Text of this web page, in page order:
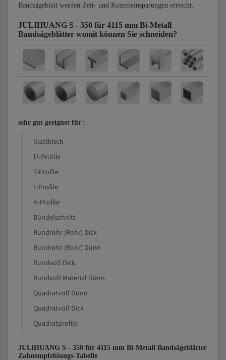
Bandsägeblatt werden Zeit- und Kosteneinsparungen erreicht.
JULIHUANG S - 350 für 4115 mm Bi-Metall
Bandsägeblätter womit können Sie schneiden?
sehr gut geeignet für :
Stahlblech
U-Profile
T-Profile
L-Profile
H-Profile
Bündelschnitt
Rundrohr (Rohr) Dick
Rundrohr (Rohr) Dünn
Rundvoll Dick
Rundvoll Material Dünn
Quadratvoll Dünn
Quadratvoll Dick
Quadratprofile
JULIHUANG S - 350 für 4115 mm Bi-Metall Bandsägeblätter
Zahnempfehlungs-Tabelle